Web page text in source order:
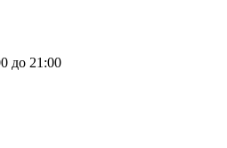
до 21:00